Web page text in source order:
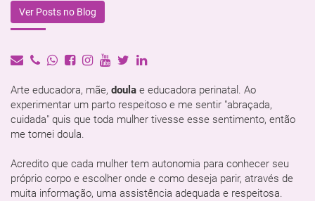
Ver Posts no Blog
Arte educadora, mãe, doula e educadora perinatal. Ao
experimentar um parto respeitoso e me sentir "abraçada,
cuidada" quis que toda mulher tivesse esse sentimento, então
me tornei doula.
Acredito que cada mulher tem autonomia para conhecer seu
próprio corpo e escolher onde e como deseja parir, através de
muita informação, uma assistência adequada e respeitosa.